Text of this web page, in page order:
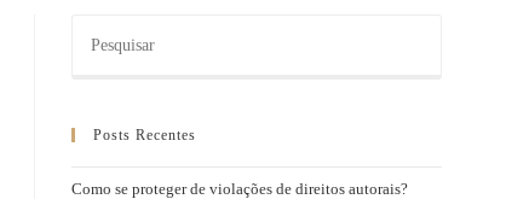
Posts Recentes
Como se proteger de violações de direitos autorais?